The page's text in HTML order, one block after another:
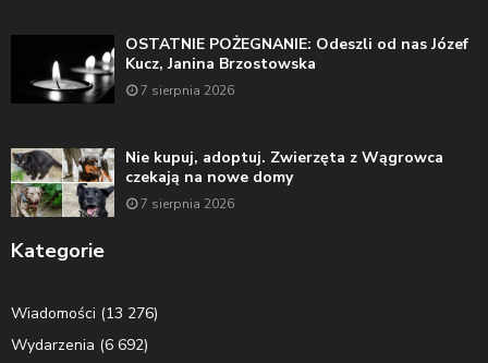
OSTATNIE POŻEGNANIE: Odeszli od nas Józef
Kucz, Janina Brzostowska
7 sierpnia 2026
Nie kupuj, adoptuj. Zwierzęta z Wągrowca
czekają na nowe domy
7 sierpnia 2026
Kategorie
Wiadomości (13 276)
Wydarzenia (6 692)